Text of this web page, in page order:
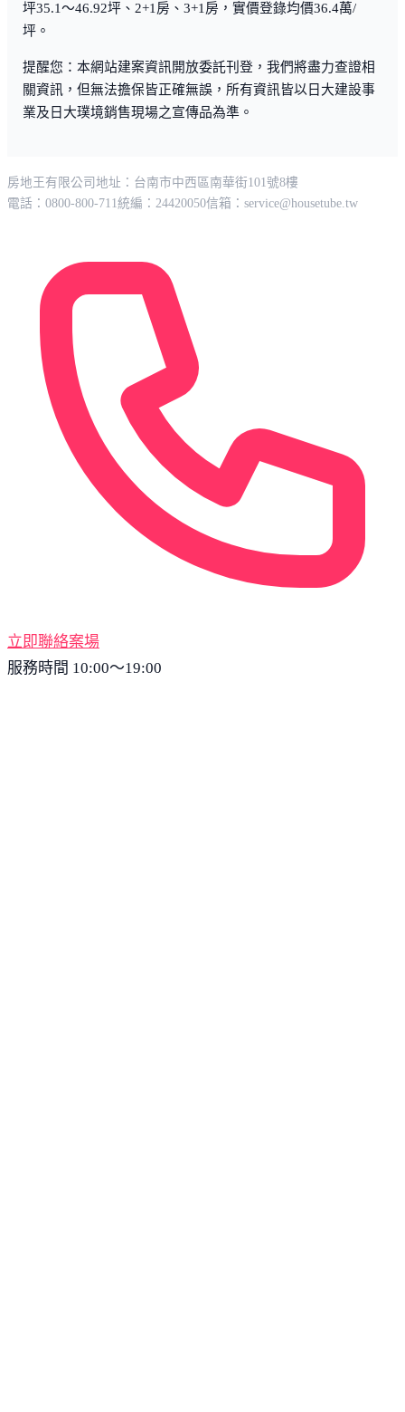
坪35.1～46.92坪、2+1房、3+1房，實價登錄均價36.4萬/
坪。
提醒您：本網站建案資訊開放委託刊登，我們將盡力查證相
關資訊，但無法擔保皆正確無誤，所有資訊皆以日大建設事
業及日大璞境銷售現場之宣傳品為準。
房地王有限公司 地址：台南市中西區南華街101號8樓
電話：0800-800-711統編：24420050信箱： service@housetube.tw
立即聯絡案場
服務時間 10:00～19:00